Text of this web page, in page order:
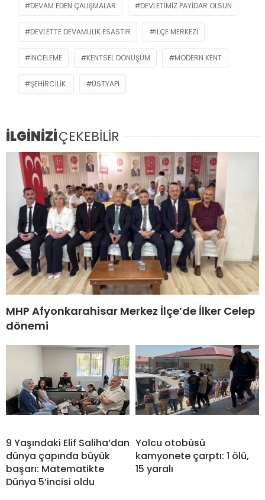
DEVAM EDEN ÇALIŞMALAR DEVLETIMIZ PAYIDAR OLSUN
DEVLETTE DEVAMLILIK ESASTIR İLÇE MERKEZI
INCELEME KENTSEL DÖNÜŞÜM MODERN KENT
ŞEHIRCILIK. ÜSTYAPI
İLGİNİZİÇEKEBİLİR
MHP Afyonkarahisar Merkez İlçe’de İlker Celep
dönemi
9 Yaşındaki Elif Saliha’dan
dünya çapında büyük
başarı: Matematikte
Dünya 5’incisi oldu
Yolcu otobüsü
kamyonete çarptı: 1 ölü,
15 yaralı